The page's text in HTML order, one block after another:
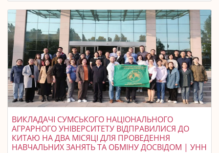
ВИКЛАДАЧІ СУМСЬКОГО НАЦІОНАЛЬНОГО
АГРАРНОГО УНІВЕРСИТЕТУ ВІДПРАВИЛИСЯ ДО
КИТАЮ НА ДВА МІСЯЦІ ДЛЯ ПРОВЕДЕННЯ
НАВЧАЛЬНИХ ЗАНЯТЬ ТА ОБМІНУ ДОСВІДОМ | УНН